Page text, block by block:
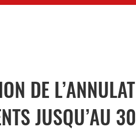
DE
JUSQU’AU